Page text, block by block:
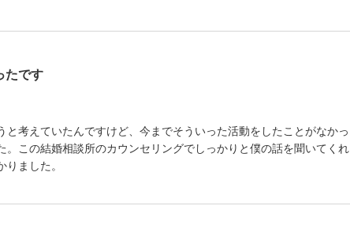
たです
と考えていたんですけど、今までそういった活動をしたことがなかっ
。この結婚相談所のカウンセリングでしっかりと僕の話を聞いてくれ
ました。